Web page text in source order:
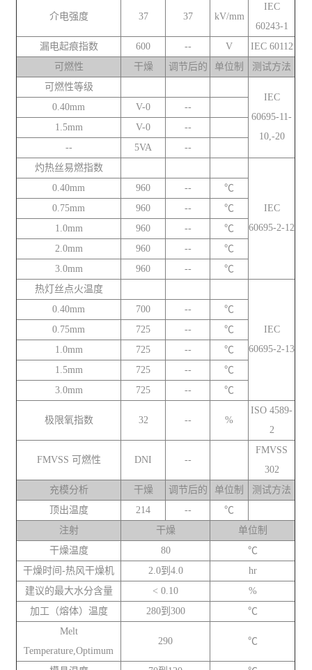
介电强度 37 37 kV/mm
IEC
60243-1
漏电起痕指数
600 -- V
IEC 60112
可燃性
干燥 调节后的 单位制
测试方法
可燃性等级
IEC
60695-11-
10,-20
0.40mm V-0
--
1.5mm
V-0
--
--
5VA
--
灼热丝易燃指数
IEC
60695-2-12
0.40mm 960 --
℃
0.75mm
960 --
℃
1.0mm
960 --
℃
2.0mm
960 --
℃
3.0mm
960 --
℃
热灯丝点火温度
IEC
60695-2-13
0.40mm 700 --
℃
0.75mm
725 --
℃
1.0mm
725 --
℃
1.5mm
725 --
℃
3.0mm
725 -- ℃
极限氧指数 32 -- %
ISO 4589-
2
FMVSS 可燃性 DNI --
FMVSS
302
充模分析
干燥 调节后的 单位制
测试方法
顶出温度
214 --
℃
注射
干燥
单位制
干燥温度
80
℃
干燥时间-热风干燥机
2.0到4.0
hr
建议的最大水分含量
< 0.10
%
加工（熔体）温度
280到300
℃
Melt
Temperature,Optimum
290 ℃